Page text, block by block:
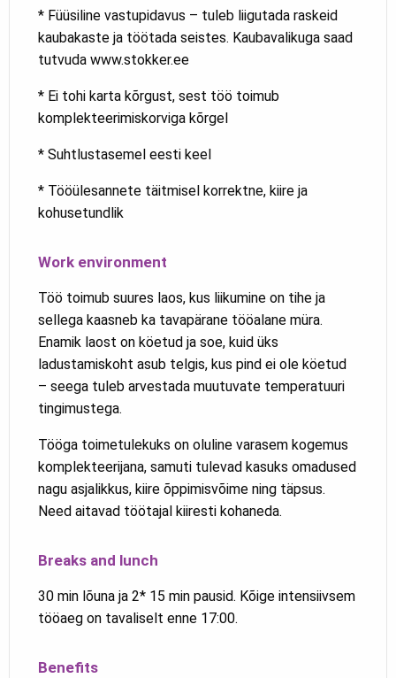
* Füüsiline vastupidavus – tuleb liigutada raskeid
kaubakaste ja töötada seistes. Kaubavalikuga saad
tutvuda www.stokker.ee
* Ei tohi karta kõrgust, sest töö toimub
komplekteerimiskorviga kõrgel
* Suhtlustasemel eesti keel
* Tööülesannete täitmisel korrektne, kiire ja
kohusetundlik
Work environment
Töö toimub suures laos, kus liikumine on tihe ja
sellega kaasneb ka tavapärane tööalane müra.
Enamik laost on köetud ja soe, kuid üks
ladustamiskoht asub telgis, kus pind ei ole köetud
– seega tuleb arvestada muutuvate temperatuuri
tingimustega.
Tööga toimetulekuks on oluline varasem kogemus
komplekteerijana, samuti tulevad kasuks omadused
nagu asjalikkus, kiire õppimisvõime ning täpsus.
Need aitavad töötajal kiiresti kohaneda.
Breaks and lunch
30 min lõuna ja 2* 15 min pausid. Kõige intensiivsem
tööaeg on tavaliselt enne 17:00.
Benefits